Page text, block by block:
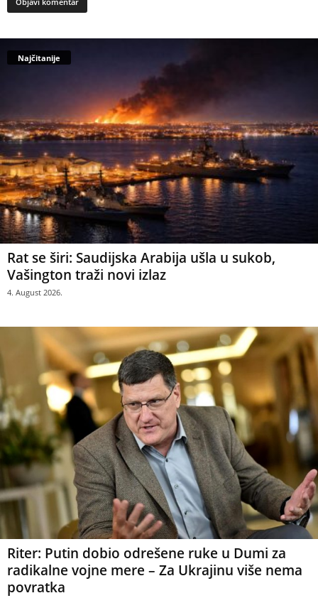
Najčitanije
Rat se širi: Saudijska Arabija ušla u sukob,
Vašington traži novi izlaz
4. August 2026.
Riter: Putin dobio odrešene ruke u Dumi za
radikalne vojne mere – Za Ukrajinu više nema
povratka